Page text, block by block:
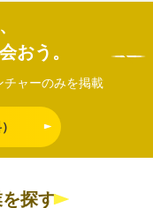
おう。
チャーのみを掲載
探す